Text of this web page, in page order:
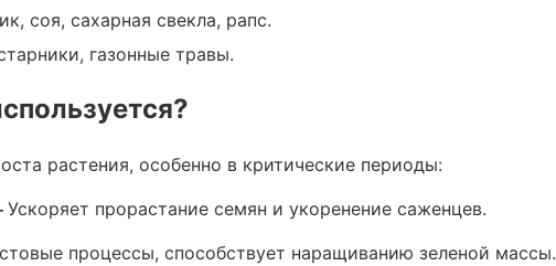
соя, сахарная свекла, рапс.
газонные травы.
растения, особенно в критические периоды:
Ускоряет прорастание семян и укоренение саженцев.
процессы, способствует наращиванию зеленой массы.